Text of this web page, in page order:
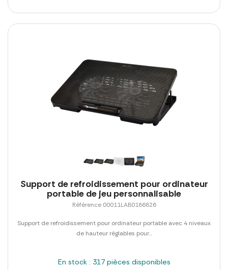
Support de refroidissement pour ordinateur
portable de jeu personnalisable
Référence 00011LAB0186826
Support de refroidissement pour ordinateur portable avec 4 niveaux
de hauteur réglables pour...
En stock : 317 pièces disponibles